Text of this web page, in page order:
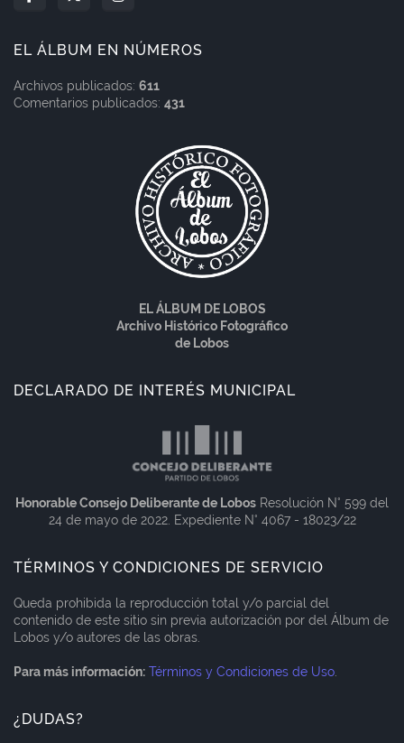
EL ÁLBUM EN NÚMEROS
Archivos publicados: 611
Comentarios publicados: 431
EL ÁLBUM DE LOBOS
Archivo Histórico Fotográfico
de Lobos
DECLARADO DE INTERÉS MUNICIPAL
Honorable Consejo Deliberante de Lobos Resolución N° 599 del
24 de mayo de 2022. Expediente N° 4067 - 18023/22
TÉRMINOS Y CONDICIONES DE SERVICIO
Queda prohibida la reproducción total y/o parcial del
contenido de este sitio sin previa autorización por del Álbum de
Lobos y/o autores de las obras.
Para más información: Términos y Condiciones de Uso.
¿DUDAS?